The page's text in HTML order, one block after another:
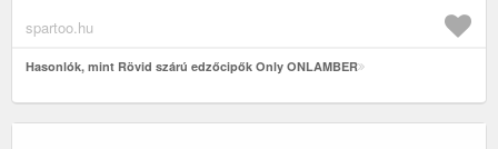
spartoo.hu
Hasonlók, mint Rövid szárú edzőcipők Only ONLAMBER